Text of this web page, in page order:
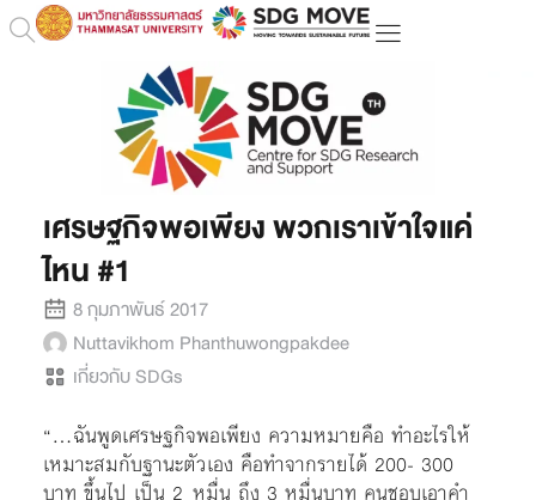
เศรษฐกิจพอเพียง พวกเราเข้าใจแค่
ไหน #1
8 กุมภาพันธ์ 2017
Nuttavikhom Phanthuwongpakdee
เกี่ยวกับ SDGs
“…ฉันพูดเศรษฐกิจพอเพียง ความหมายคือ ทำอะไรให้
เหมาะสมกับฐานะตัวเอง คือทำจากรายได้ 200- 300